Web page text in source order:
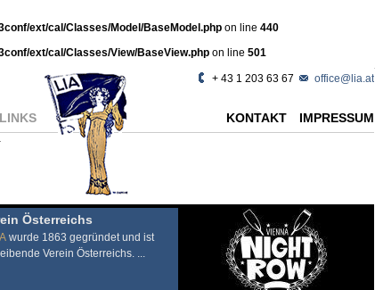
ext/cal/Classes/Model/BaseModel.php on line 440
ext/cal/Classes/View/BaseView.php on line 501
+ 43 1 203 63 67 office@lia.at
LINKS KONTAKT IMPRESSUM
Österreichs
wurde 1863 gegründet und ist
Verein Österreichs. ...